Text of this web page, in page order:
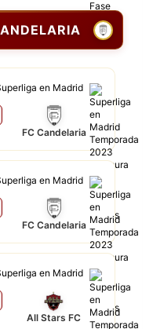
en Madrid
FC Candelaria
en Madrid
FC Candelaria
en Madrid
All Stars FC